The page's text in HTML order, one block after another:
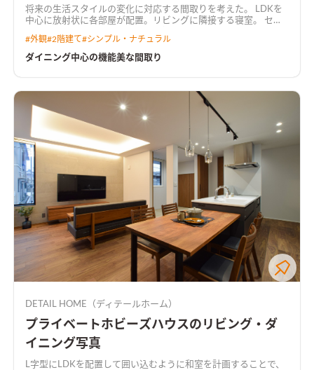
将来の生活スタイルの変化に対応する間取りを考えた。 LDKを
中心に放射状に各部屋が配置。リビングに隣接する寝室。 セン
て暮らしが想像できる間取り。
#外観#2階建て #シンプル・ナチュラル
ダイニング中心の機能美な間取り
DETAIL HOME（ディテールホーム）
プライベートホビーズハウスのリビング・ダ
イニング写真
L字型にLDKを配置して囲い込むように和室を計画することで、